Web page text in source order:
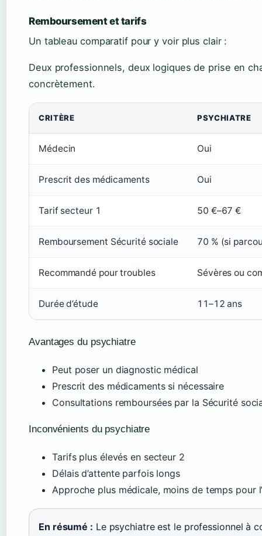
Remboursement et tarifs
Un tableau comparatif pour y voir plus clair :
Deux professionnels, deux logiques de prise en
concrètement.
CRITÈRE PSYCHIATRE
Médecin Oui
Prescrit des médicaments Oui
Tarif secteur 1 50 €–67 €
Remboursement Sécurité sociale 70 % (si
Recommandé pour troubles Sévères ou
Durée d’étude 11–12 ans
Avantages du psychiatre
Peut poser un diagnostic médical
Prescrit des médicaments si nécessaire
Consultations remboursées par la Sécurité
Inconvénients du psychiatre
Tarifs plus élevés en secteur 2
Délais d’attente parfois longs
Approche plus médicale, moins de temps pour
En résumé : Le psychiatre est le professionnel à